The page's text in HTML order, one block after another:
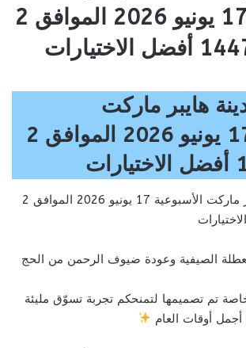
الأسبوعية 17 يونيو 2026 الموافق 2
هايبر ماركت
الأسبوعية 17 يونيو 2026 الموافق 2
عروض المدينة هايبر ماركت الأسبوعية 17 يونيو 2026 الموافق 2
الصيفية وعودة ضيوف الرحمن من الحج
تم تصميمها لتمنحكم تجربة تسوّق مليئة
أجمل أوقات العام